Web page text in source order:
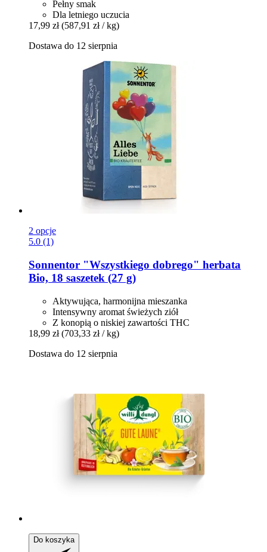
Pełny smak
Dla letniego uczucia
17,99 zł (587,91 zł / kg)
Dostawa do 12 sierpnia
2 opcje
5.0 (1)
Sonnentor "Wszystkiego dobrego" herbata
Bio, 18 saszetek (27 g)
Aktywująca, harmonijna mieszanka
Intensywny aromat świeżych ziół
Z konopią o niskiej zawartości THC
18,99 zł (703,33 zł / kg)
Dostawa do 12 sierpnia
Do koszyka